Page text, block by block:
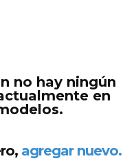
no hay ningún
en
agregar nuevo.